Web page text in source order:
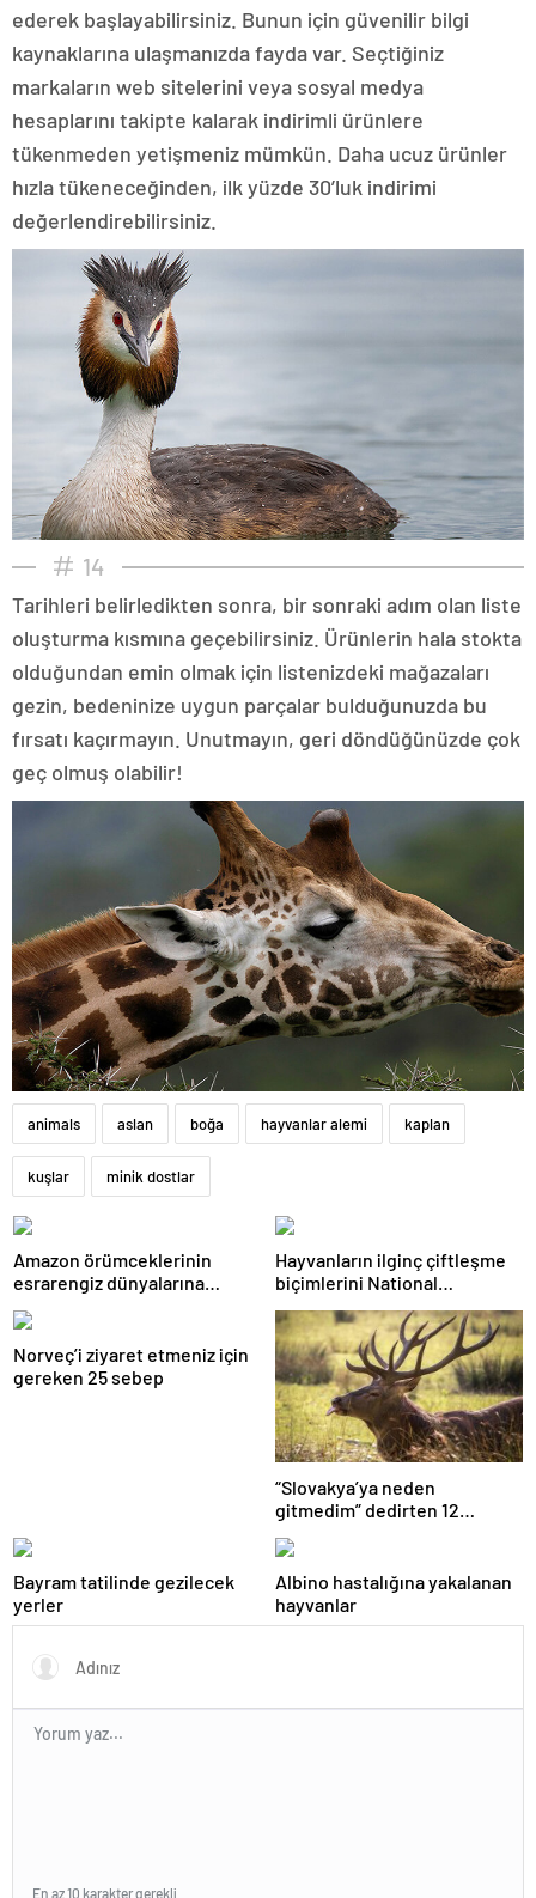
ederek başlayabilirsiniz. Bunun için güvenilir bilgi
kaynaklarına ulaşmanızda fayda var. Seçtiğiniz
markaların web sitelerini veya sosyal medya
hesaplarını takipte kalarak indirimli ürünlere
tükenmeden yetişmeniz mümkün. Daha ucuz ürünler
hızla tükeneceğinden, ilk yüzde 30’luk indirimi
değerlendirebilirsiniz.
14
Tarihleri belirledikten sonra, bir sonraki adım olan liste
oluşturma kısmına geçebilirsiniz. Ürünlerin hala stokta
olduğundan emin olmak için listenizdeki mağazaları
gezin, bedeninize uygun parçalar bulduğunuzda bu
fırsatı kaçırmayın. Unutmayın, geri döndüğünüzde çok
geç olmuş olabilir!
animals aslan boğa hayvanlar alemi kaplan
kuşlar minik dostlar
Amazon örümceklerinin
esrarengiz dünyalarına
Hayvanların ilginç çiftleşme
biçimlerini National
Norveç’i ziyaret etmeniz için
gereken 25 sebep
“Slovakya’ya neden
gitmedim” dedirten 12
fotoğraf
Bayram tatilinde gezilecek
yerler
Albino hastalığına yakalanan
hayvanlar
En az 10 karakter gerekli